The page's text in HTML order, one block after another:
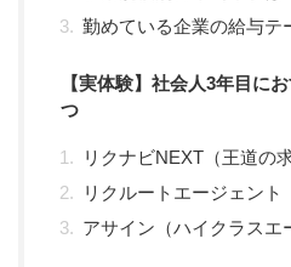
勤めている企業の給与テ
【実体験】社会人3年目に
つ
リクナビNEXT（王道の
リクルートエージェント
アサイン（ハイクラスエ